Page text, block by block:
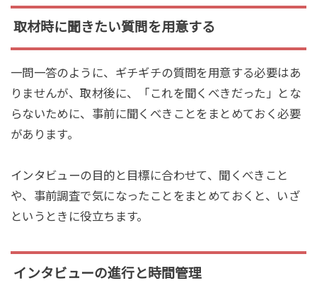
取材時に聞きたい質問を用意する
一問一答のように、ギチギチの質問を用意する必要はあ
りませんが、取材後に、「これを聞くべきだった」とな
らないために、事前に聞くべきことをまとめておく必要
があります。
インタビューの目的と目標に合わせて、聞くべきこと
や、事前調査で気になったことをまとめておくと、いざ
というときに役立ちます。
インタビューの進行と時間管理